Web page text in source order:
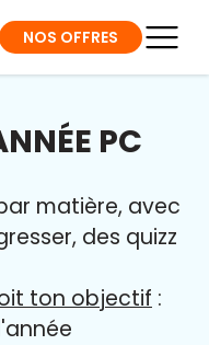
NOS OFFRES
PC
matière, avec
des quizz
ton objectif :